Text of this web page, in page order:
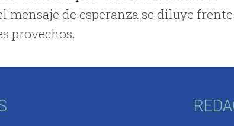
mensaje de esperanza se diluye
provechos.